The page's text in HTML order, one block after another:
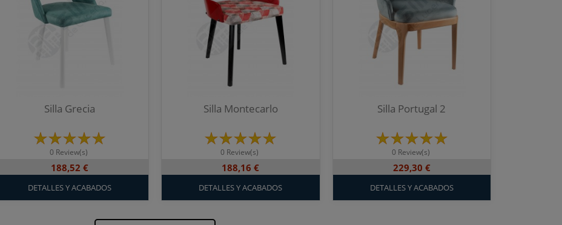
Silla Grecia
0 Review(s)
188,52 €
DETALLES Y ACABADOS
Silla Montecarlo
0 Review(s)
188,16 €
DETALLES Y ACABADOS
Silla Portugal 2
0 Review(s)
229,30 €
DETALLES Y ACABADOS